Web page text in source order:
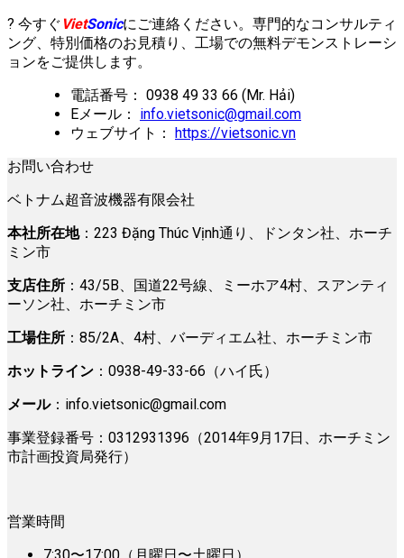
? 今すぐ VietSonicにご連絡ください。専門的なコンサルティ
ング、特別価格のお見積り、工場での無料デモンストレーシ
ョンをご提供します。
電話番号： 0938 49 33 66 (Mr. Hải)
Eメール： info.vietsonic@gmail.com
ウェブサイト： https://vietsonic.vn
お問い合わせ
ベトナム超音波機器有限会社
本社所在地：223 Đặng Thúc Vịnh通り、ドンタン社、ホーチ
ミン市
支店住所 ：43/5B、国道22号線、ミーホア4村、スアンティ
ーソン社、ホーチミン市
工場住所 ：85/2A、4村、バーディエム社、ホーチミン市
ホットライン ：0938-49-33-66（ハイ氏）
メール： info.vietsonic@gmail.com
事業登録番号：0312931396（2014年9月17日、ホーチミン
市計画投資局発行）
営業時間
7:30〜17:00（月曜日〜土曜日）